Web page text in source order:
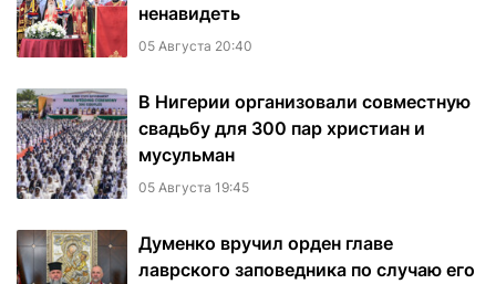
ненавидеть
05 Августа 20:40
В Нигерии организовали совместную
свадьбу для 300 пар христиан и
мусульман
05 Августа 19:45
Думенко вручил орден главе
лаврского заповедника по случаю его